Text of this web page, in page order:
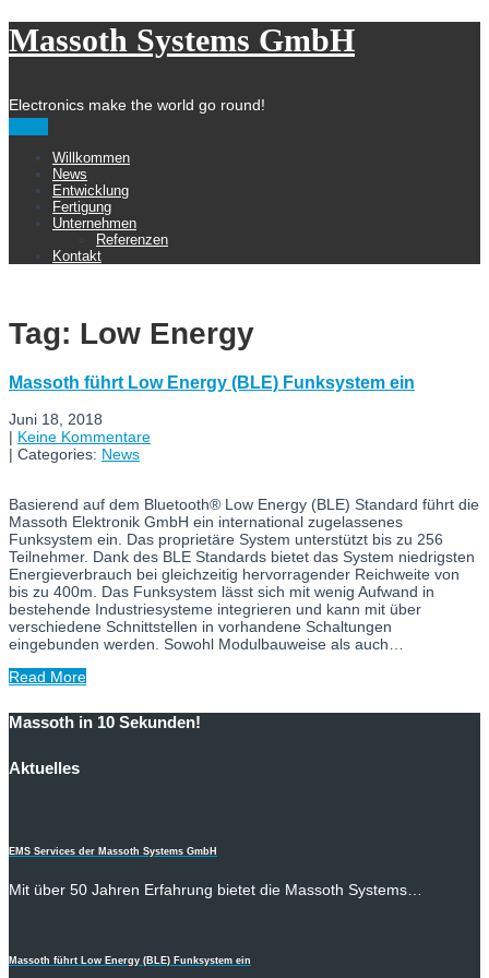
Massoth Systems GmbH
Electronics make the world go round!
Willkommen
News
Entwicklung
Fertigung
Unternehmen
Referenzen
Kontakt
Tag: Low Energy
Massoth führt Low Energy (BLE) Funksystem ein
Juni 18, 2018
| Keine Kommentare
| Categories: News
Basierend auf dem Bluetooth® Low Energy (BLE) Standard führt die
Massoth Elektronik GmbH ein international zugelassenes
Funksystem ein. Das proprietäre System unterstützt bis zu 256
Teilnehmer. Dank des BLE Standards bietet das System niedrigsten
Energieverbrauch bei gleichzeitig hervorragender Reichweite von
bis zu 400m. Das Funksystem lässt sich mit wenig Aufwand in
bestehende Industriesysteme integrieren und kann mit über
verschiedene Schnittstellen in vorhandene Schaltungen
eingebunden werden. Sowohl Modulbauweise als auch…
Read More
Massoth in 10 Sekunden!
Aktuelles
EMS Services der Massoth Systems GmbH
Mit über 50 Jahren Erfahrung bietet die Massoth Systems…
Massoth führt Low Energy (BLE) Funksystem ein